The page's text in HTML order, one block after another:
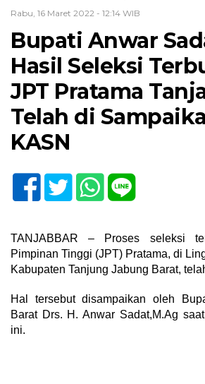
Rabu, 16 Maret 2022 - 12:14 WIB
Bupati Anwar
Hasil Seleksi
JPT Pratama
Telah di
KASN
TANJABBAR – Proses seleksi
Pimpinan Tinggi (JPT) Pratama, di
Kabupaten Tanjung Jabung Barat,
Hal tersebut disampaikan oleh
Barat Drs. H. Anwar Sadat,M.Ag
ini.